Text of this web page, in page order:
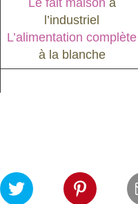
Le fait maison à
l’industriel
L’alimentation complète
à la blanche